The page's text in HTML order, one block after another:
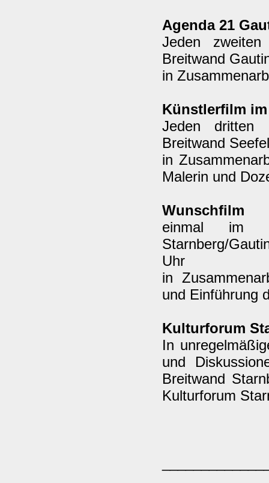
Agenda 21
Jeden
Breitwand
in
Künstlerfilm
Jeden dritten
Breitwand
in
Malerin und
Wunschfilm
einmal im
Starnberg/
Uhr
in
und Einführung
Kulturforum
In
und
Breitwand
Kulturforum